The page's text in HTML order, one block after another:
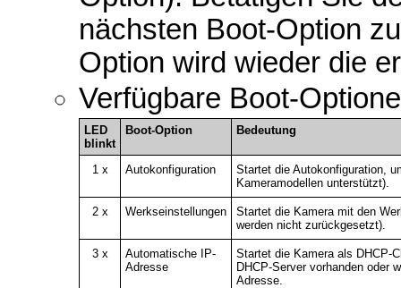
nächsten Boot-Option
Option wird wieder die
Verfügbare Boot-
LED
blinkt
Boot-Option Bedeutung
1 x Autokonfiguration
Startet die Autokonfiguration,
Kameramodellen unterstützt).
2 x Werkseinstellungen
Startet die Kamera mit den
werden nicht zurückgesetzt).
3 x
Automatische IP-
Adresse
Startet die Kamera als DHCP-
DHCP-Server vorhanden oder
Adresse.